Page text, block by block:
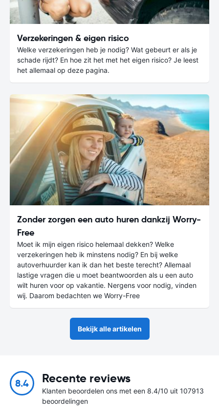
Verzekeringen & eigen risico
Welke verzekeringen heb je nodig? Wat gebeurt er als je
schade rijdt? En hoe zit het met het eigen risico? Je leest
het allemaal op deze pagina.
Zonder zorgen een auto huren dankzij Worry-
Free
Moet ik mijn eigen risico helemaal dekken? Welke
verzekeringen heb ik minstens nodig? En bij welke
autoverhuurder kan ik dan het beste terecht? Allemaal
lastige vragen die u moet beantwoorden als u een auto
wilt huren voor op vakantie. Nergens voor nodig, vinden
wij. Daarom bedachten we Worry-Free
Bekijk alle artikelen
8.4 Recente reviews
Klanten beoordelen ons met een 8.4/10 uit 107913
beoordelingen